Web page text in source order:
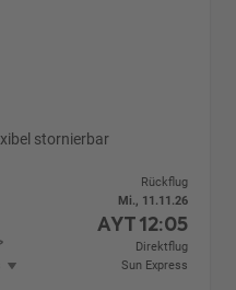
stornierbar
Rückflug
Mi., 11.11.26
AYT12:05
Direktflug
Sun Express